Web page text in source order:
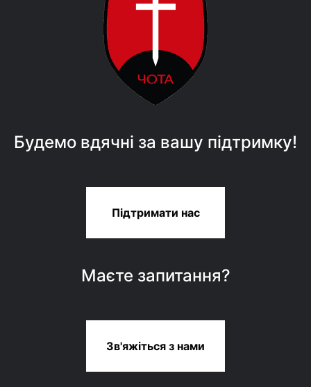
Будемо вдячні за вашу підтримку!
Підтримати нас
Маєте запитання?
Зв'яжіться з нами